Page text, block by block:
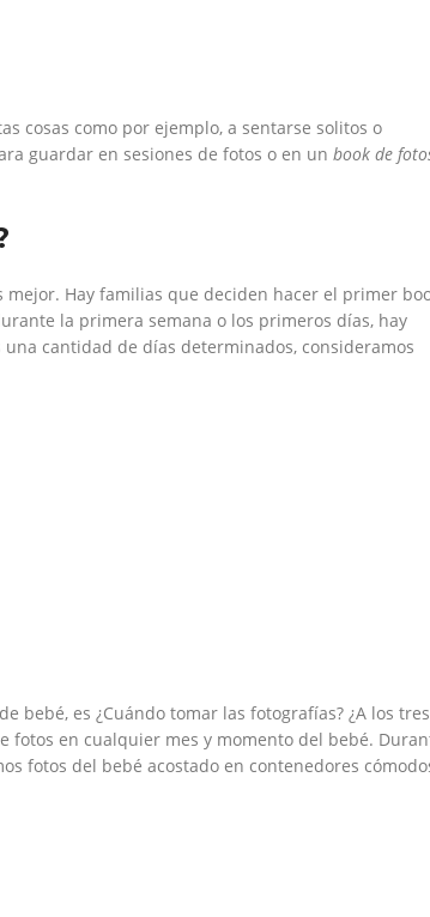
cosas como por ejemplo, a sentarse solitos o
guardar en sesiones de fotos o en un book de
Hay familias que deciden hacer el primer
la primera semana o los primeros días, hay
cantidad de días determinados, consideramos
bebé, es ¿Cuándo tomar las fotografías? ¿A los tres
fotos en cualquier mes y momento del bebé.
fotos del bebé acostado en contenedores